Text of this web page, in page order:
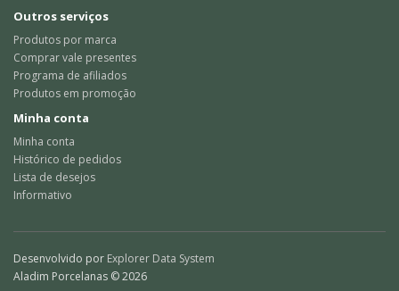
Outros serviços
Produtos por marca
Comprar vale presentes
Programa de afiliados
Produtos em promoção
Minha conta
Minha conta
Histórico de pedidos
Lista de desejos
Informativo
Desenvolvido por Explorer Data System
Aladim Porcelanas © 2026